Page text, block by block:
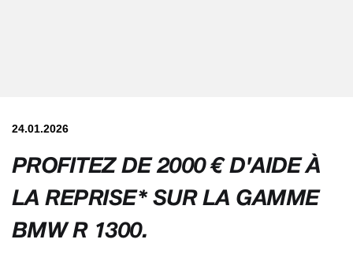
24.01.2026
PROFITEZ DE 2000 € D'AIDE À
LA REPRISE* SUR LA GAMME
BMW R 1300.